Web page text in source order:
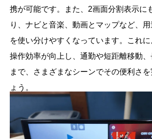
携が可能です。また、2画面分割表示に
り、ナビと音楽、動画とマップなど、
を使い分けやすくなっています。これ
操作効率が向上し、通勤や短距離移動
まで、さまざまなシーンでその便利さ
ょう。